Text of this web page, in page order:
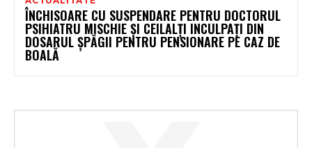
ÎNCHISOARE CU SUSPENDARE PENTRU DOCTORUL
PSIHIATRU MISCHIE ȘI CEILALȚI INCULPAȚI DIN
DOSARUL ȘPĂGII PENTRU PENSIONARE PE CAZ DE
BOALĂ